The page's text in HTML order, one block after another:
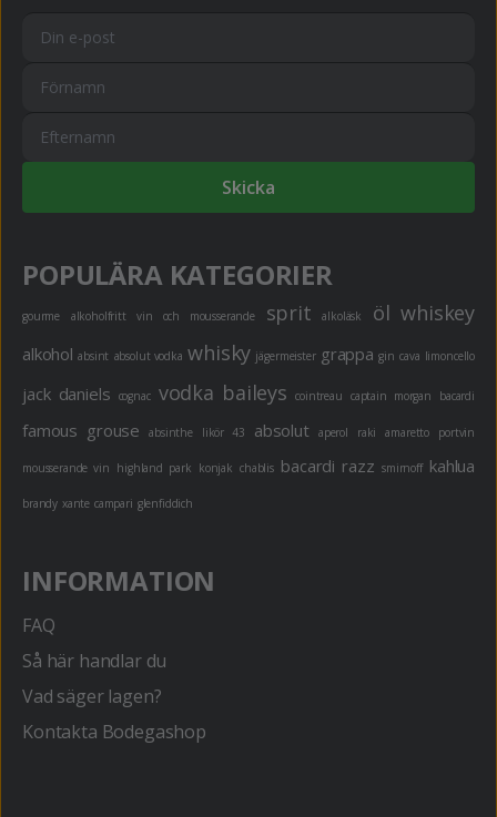
Skicka
POPULÄRA KATEGORIER
gourme alkoholfritt vin och mousserande sprit alkoläsk öl whiskey
alkohol absint absolut vodka whisky jägermeister grappa gin cava limoncello
jack daniels cognac vodka baileys cointreau captain morgan bacardi
famous grouse absinthe likör 43 absolut aperol raki amaretto portvin
mousserande vin highland park konjak chablis bacardi razz smirnoff kahlua
brandy xante campari glenfiddich
INFORMATION
FAQ
Så här handlar du
Vad säger lagen?
Kontakta Bodegashop